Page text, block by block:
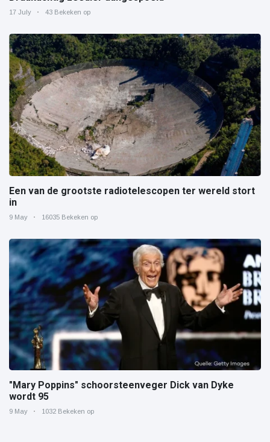
17 July 43 Bekeken op
Een van de grootste radiotelescopen ter wereld stort
in
9 May 16035 Bekeken op
"Mary Poppins" schoorsteenveger Dick van Dyke
wordt 95
9 May 1032 Bekeken op